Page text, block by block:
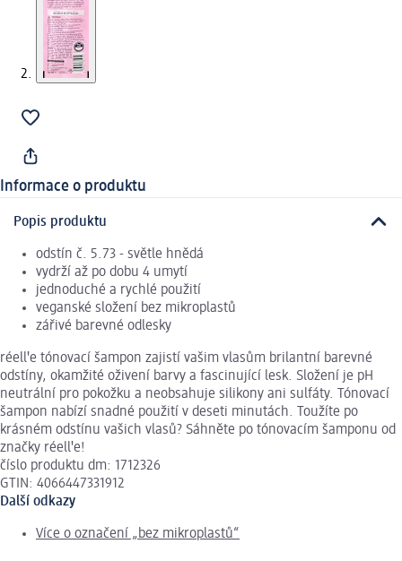
Informace o produktu
Popis produktu
odstín č. 5.73 - světle hnědá
vydrží až po dobu 4 umytí
jednoduché a rychlé použití
veganské složení bez mikroplastů
zářivé barevné odlesky
réellꞌe tónovací šampon zajistí vašim vlasům brilantní barevné
odstíny, okamžité oživení barvy a fascinující lesk. Složení je pH
neutrální pro pokožku a neobsahuje silikony ani sulfáty. Tónovací
šampon nabízí snadné použití v deseti minutách. Toužíte po
krásném odstínu vašich vlasů? Sáhněte po tónovacím šamponu od
značky réellꞌe!
číslo produktu dm: 1712326
GTIN: 4066447331912
Další odkazy
Více o označení „bez mikroplastů“